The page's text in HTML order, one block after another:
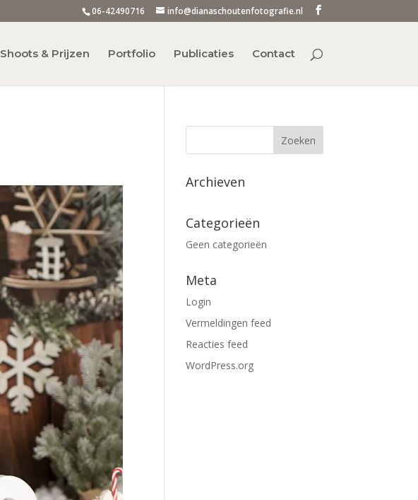
06-42490716 info@dianaschoutenfotografie.nl
Shoots & Prijzen Portfolio Publicaties Contact
Archieven
Categorieën
Geen categorieën
Meta
Login
Vermeldingen feed
Reacties feed
WordPress.org